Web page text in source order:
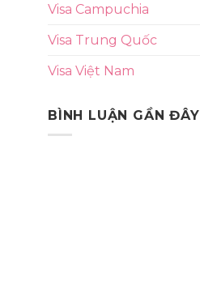
Visa Campuchia
Visa Trung Quốc
Visa Việt Nam
BÌNH LUẬN GẦN ĐÂY